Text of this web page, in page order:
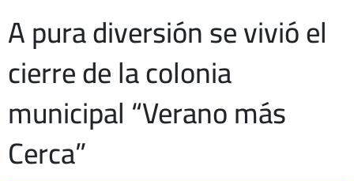
A pura diversión se vivió el
cierre de la colonia
municipal “Verano más
Cerca”